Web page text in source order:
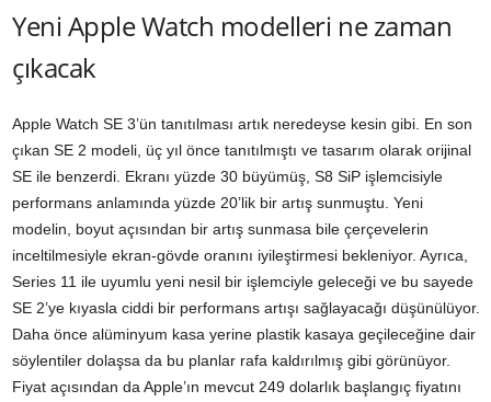
Yeni Apple Watch modelleri ne zaman
çıkacak
Apple Watch SE 3’ün tanıtılması artık neredeyse kesin gibi. En son
çıkan SE 2 modeli, üç yıl önce tanıtılmıştı ve tasarım olarak orijinal
SE ile benzerdi. Ekranı yüzde 30 büyümüş, S8 SiP işlemcisiyle
performans anlamında yüzde 20’lik bir artış sunmuştu. Yeni
modelin, boyut açısından bir artış sunmasa bile çerçevelerin
inceltilmesiyle ekran-gövde oranını iyileştirmesi bekleniyor. Ayrıca,
Series 11 ile uyumlu yeni nesil bir işlemciyle geleceği ve bu sayede
SE 2’ye kıyasla ciddi bir performans artışı sağlayacağı düşünülüyor.
Daha önce alüminyum kasa yerine plastik kasaya geçileceğine dair
söylentiler dolaşsa da bu planlar rafa kaldırılmış gibi görünüyor.
Fiyat açısından da Apple’ın mevcut 249 dolarlık başlangıç fiyatını